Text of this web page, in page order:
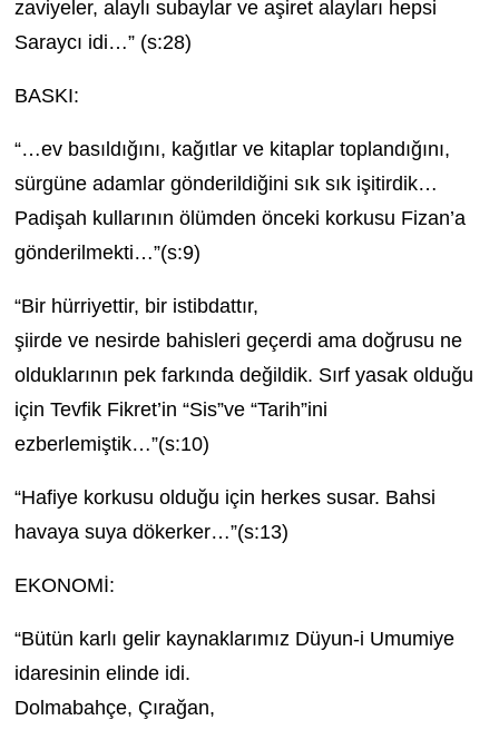
zaviyeler, alaylı subaylar ve aşiret alayları hepsi
Saraycı idi…” (s:28)
BASKI:
“…ev basıldığını, kağıtlar ve kitaplar toplandığını,
sürgüne adamlar gönderildiğini sık sık işitirdik…
Padişah kullarının ölümden önceki korkusu Fizan’a
gönderilmekti…”(s:9)
“Bir hürriyettir, bir istibdattır,
şiirde ve nesirde bahisleri geçerdi ama doğrusu ne
olduklarının pek farkında değildik. Sırf yasak olduğu
için Tevfik Fikret’in “Sis”ve “Tarih”ini
ezberlemiştik…”(s:10)
“Hafiye korkusu olduğu için herkes susar. Bahsi
havaya suya dökerker…”(s:13)
EKONOMİ:
“Bütün karlı gelir kaynaklarımız Düyun-i Umumiye
idaresinin elinde idi.
Dolmabahçe, Çırağan,